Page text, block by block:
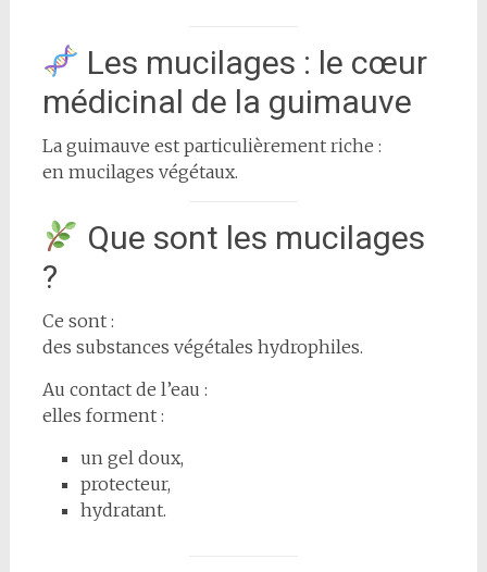
Les mucilages : le cœur
médicinal de la guimauve
La guimauve est particulièrement riche :
en mucilages végétaux.
Que sont les mucilages
?
Ce sont :
des substances végétales hydrophiles.
Au contact de l’eau :
elles forment :
un gel doux,
protecteur,
hydratant.